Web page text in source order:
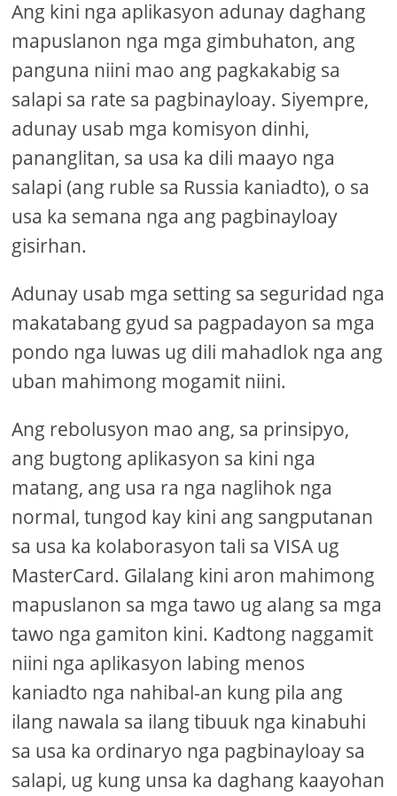
Ang kini nga aplikasyon adunay daghang
mapuslanon nga mga gimbuhaton, ang
panguna niini mao ang pagkakabig sa
salapi sa rate sa pagbinayloay. Siyempre,
adunay usab mga komisyon dinhi,
pananglitan, sa usa ka dili maayo nga
salapi (ang ruble sa Russia kaniadto), o sa
usa ka semana nga ang pagbinayloay
gisirhan.
Adunay usab mga setting sa seguridad nga
makatabang gyud sa pagpadayon sa mga
pondo nga luwas ug dili mahadlok nga ang
uban mahimong mogamit niini.
Ang rebolusyon mao ang, sa prinsipyo,
ang bugtong aplikasyon sa kini nga
matang, ang usa ra nga naglihok nga
normal, tungod kay kini ang sangputanan
sa usa ka kolaborasyon tali sa VISA ug
MasterCard. Gilalang kini aron mahimong
mapuslanon sa mga tawo ug alang sa mga
tawo nga gamiton kini. Kadtong naggamit
niini nga aplikasyon labing menos
kaniadto nga nahibal-an kung pila ang
ilang nawala sa ilang tibuuk nga kinabuhi
sa usa ka ordinaryo nga pagbinayloay sa
salapi, ug kung unsa ka daghang kaayohan